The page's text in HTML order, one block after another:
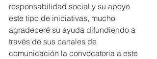
responsabilidad social y su apoyo
este tipo de iniciativas, mucho
agradeceré su ayuda difundiendo a
través de sus canales de
comunicación la convocatoria a este